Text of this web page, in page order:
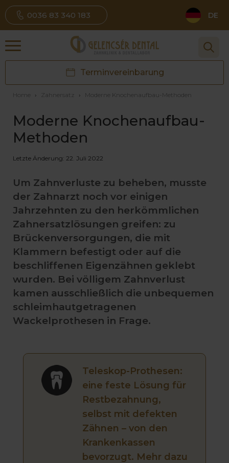
0036 83 340 183 DE
Terminvereinbarung
Home › Zahnersatz › Moderne Knochenaufbau-Methoden
Moderne Knochenaufbau-
Methoden
Letzte Änderung: 22. Juli 2022
Um Zahnverluste zu beheben, musste
der Zahnarzt noch vor einigen
Jahrzehnten zu den herkömmlichen
Zahnersatzlösungen greifen: zu
Brückenversorgungen, die mit
Klammern befestigt oder auf die
beschliffenen Eigenzähnen geklebt
wurden. Bei völligem Zahnverlust
kamen ausschließlich die unbequemen
schleimhautgetragenen
Wackelprothesen in Frage.
Teleskop-Prothesen:
eine feste Lösung für
Restbezahnung,
selbst mit defekten
Zähnen – von den
Krankenkassen
bevorzugt. Mehr dazu